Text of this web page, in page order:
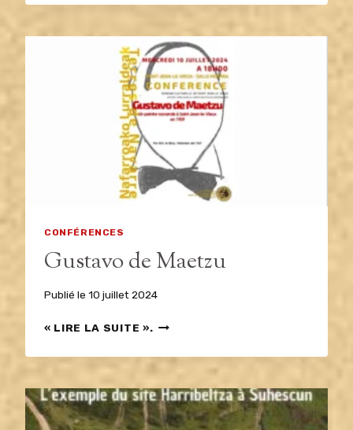
D’IROULEGI
CONFÉRENCES
Gustavo de Maetzu
Publié le 10 juillet 2024
« LIRE LA SUITE ». GUSTAVO
MAETZU